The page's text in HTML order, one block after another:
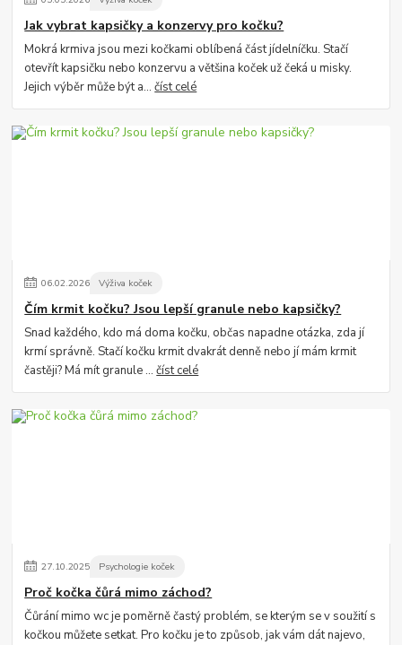
Jak vybrat kapsičky a konzervy pro kočku?
Mokrá krmiva jsou mezi kočkami oblíbená část jídelníčku. Stačí
otevřít kapsičku nebo konzervu a většina koček už čeká u misky.
Jejich výběr může být a...číst celé
06.02.2026 Výživa koček
Čím krmit kočku? Jsou lepší granule nebo kapsičky?
Snad každého, kdo má doma kočku, občas napadne otázka, zda jí
krmí správně. Stačí kočku krmit dvakrát denně nebo jí mám krmit
častěji? Má mít granule ...číst celé
27.10.2025 Psychologie koček
Proč kočka čůrá mimo záchod?
Čůrání mimo wc je poměrně častý problém, se kterým se v soužití s
kočkou můžete setkat. Pro kočku je to způsob, jak vám dát najevo,